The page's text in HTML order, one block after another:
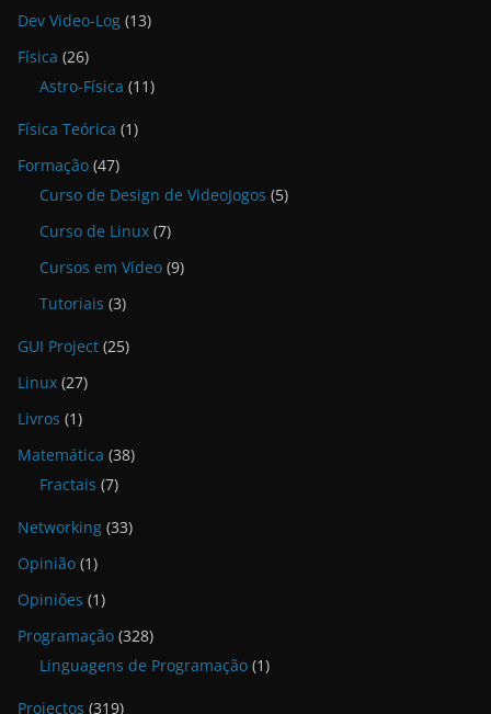
Dev Video-Log (13)
Física (26)
Astro-Física (11)
Física Teórica (1)
Formação (47)
Curso de Design de VideoJogos (5)
Curso de Linux (7)
Cursos em Vídeo (9)
Tutoriais (3)
GUI Project (25)
Linux (27)
Livros (1)
Matemática (38)
Fractais (7)
Networking (33)
Opinião (1)
Opiniões (1)
Programação (328)
Linguagens de Programação (1)
Projectos (319)